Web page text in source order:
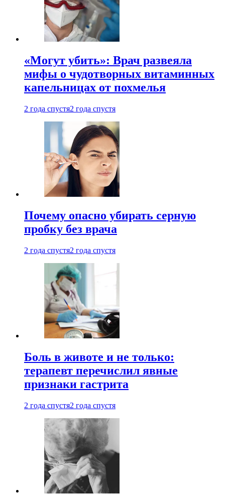
«Могут убить»: Врач развеяла
мифы о чудотворных витаминных
капельницах от похмелья
2 года спустя2 года спустя
Почему опасно убирать серную
пробку без врача
2 года спустя2 года спустя
Боль в животе и не только:
терапевт перечислил явные
признаки гастрита
2 года спустя2 года спустя